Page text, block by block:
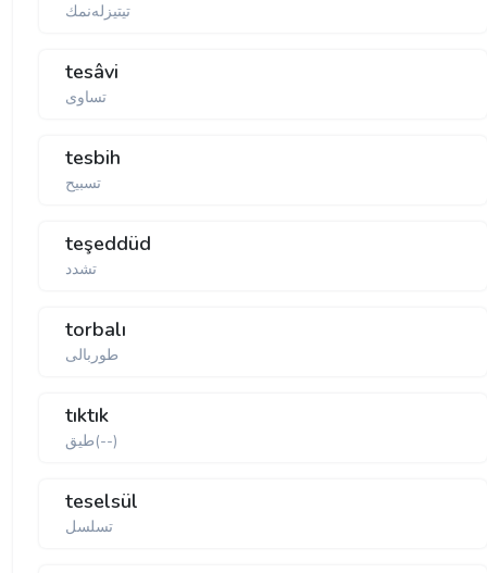
تيتيزله‌نمك
tesâvi
تساوی
tesbih
تسبیح
teşeddüd
تشدد
torbalı
طوربالی
tıktık
طيق(--)
teselsül
تسلسل